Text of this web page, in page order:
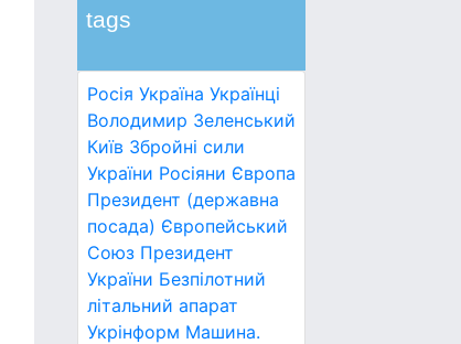
tags
Росія Україна Українці
Володимир Зеленський
Київ Збройні сили
України Росіяни Європа
Президент (державна
посада) Європейський
Союз Президент
України Безпілотний
літальний апарат
Укрінформ Машина.